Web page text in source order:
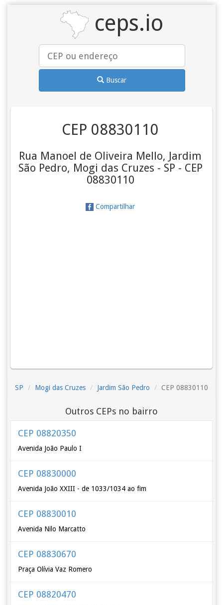
ceps.io
Buscar
CEP 08830110
Rua Manoel de Oliveira Mello, Jardim
São Pedro, Mogi das Cruzes - SP - CEP
08830110
Compartilhar
SP Mogi das Cruzes Jardim São Pedro CEP 08830110
Outros CEPs no bairro
CEP 08820350
Avenida João Paulo I
CEP 08830000
Avenida João XXIII - de 1033/1034 ao fim
CEP 08830010
Avenida Nilo Marcatto
CEP 08830670
Praça Olívia Vaz Romero
CEP 08820470